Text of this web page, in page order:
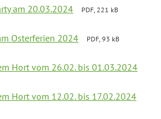
am 20.03.2024
PDF, 221 kB
Osterferien 2024
PDF, 93 kB
Hort vom 26.02. bis 01.03.2024
Hort vom 12.02. bis 17.02.2024